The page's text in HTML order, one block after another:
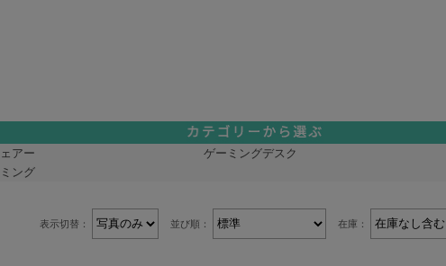
アー ゲーミングデスク
ング
表示切替： 並び順： 在庫：